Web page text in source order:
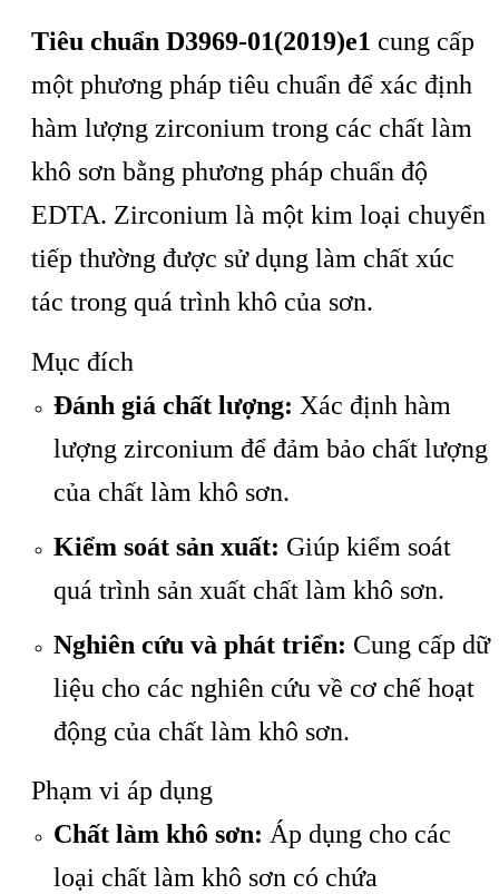
Tiêu chuẩn D3969-01(2019)e1 cung cấp
một phương pháp tiêu chuẩn để xác định
hàm lượng zirconium trong các chất làm
khô sơn bằng phương pháp chuẩn độ
EDTA. Zirconium là một kim loại chuyển
tiếp thường được sử dụng làm chất xúc
tác trong quá trình khô của sơn.
Mục đích
Đánh giá chất lượng: Xác định hàm
lượng zirconium để đảm bảo chất lượng
của chất làm khô sơn.
Kiểm soát sản xuất: Giúp kiểm soát
quá trình sản xuất chất làm khô sơn.
Nghiên cứu và phát triển: Cung cấp dữ
liệu cho các nghiên cứu về cơ chế hoạt
động của chất làm khô sơn.
Phạm vi áp dụng
Chất làm khô sơn: Áp dụng cho các
loại chất làm khô sơn có chứa